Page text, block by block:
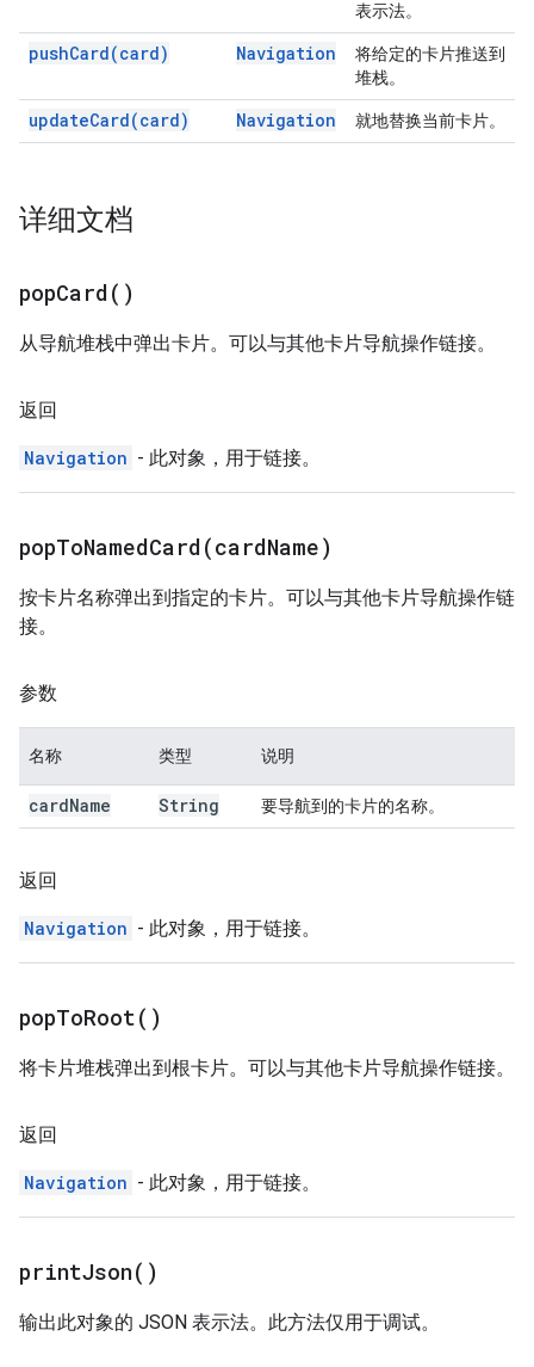
表示法。
pushCard(card) Navigation
将给定的卡片推送到
堆栈。
updateCard(card) Navigation 就地替换当前卡片。
详细文档
popCard( )
从导航堆栈中弹出卡片。可以与其他卡片导航操作链接。
返回
Navigation - 此对象，用于链接。
popToNamedCard(cardName)
按卡片名称弹出到指定的卡片。可以与其他卡片导航操作链
接。
参数
名称 类型 说明
cardName String 要导航到的卡片的名称。
返回
Navigation - 此对象，用于链接。
popToRoot( )
将卡片堆栈弹出到根卡片。可以与其他卡片导航操作链接。
返回
Navigation - 此对象，用于链接。
printJson( )
输出此对象的 JSON 表示法。此方法仅用于调试。